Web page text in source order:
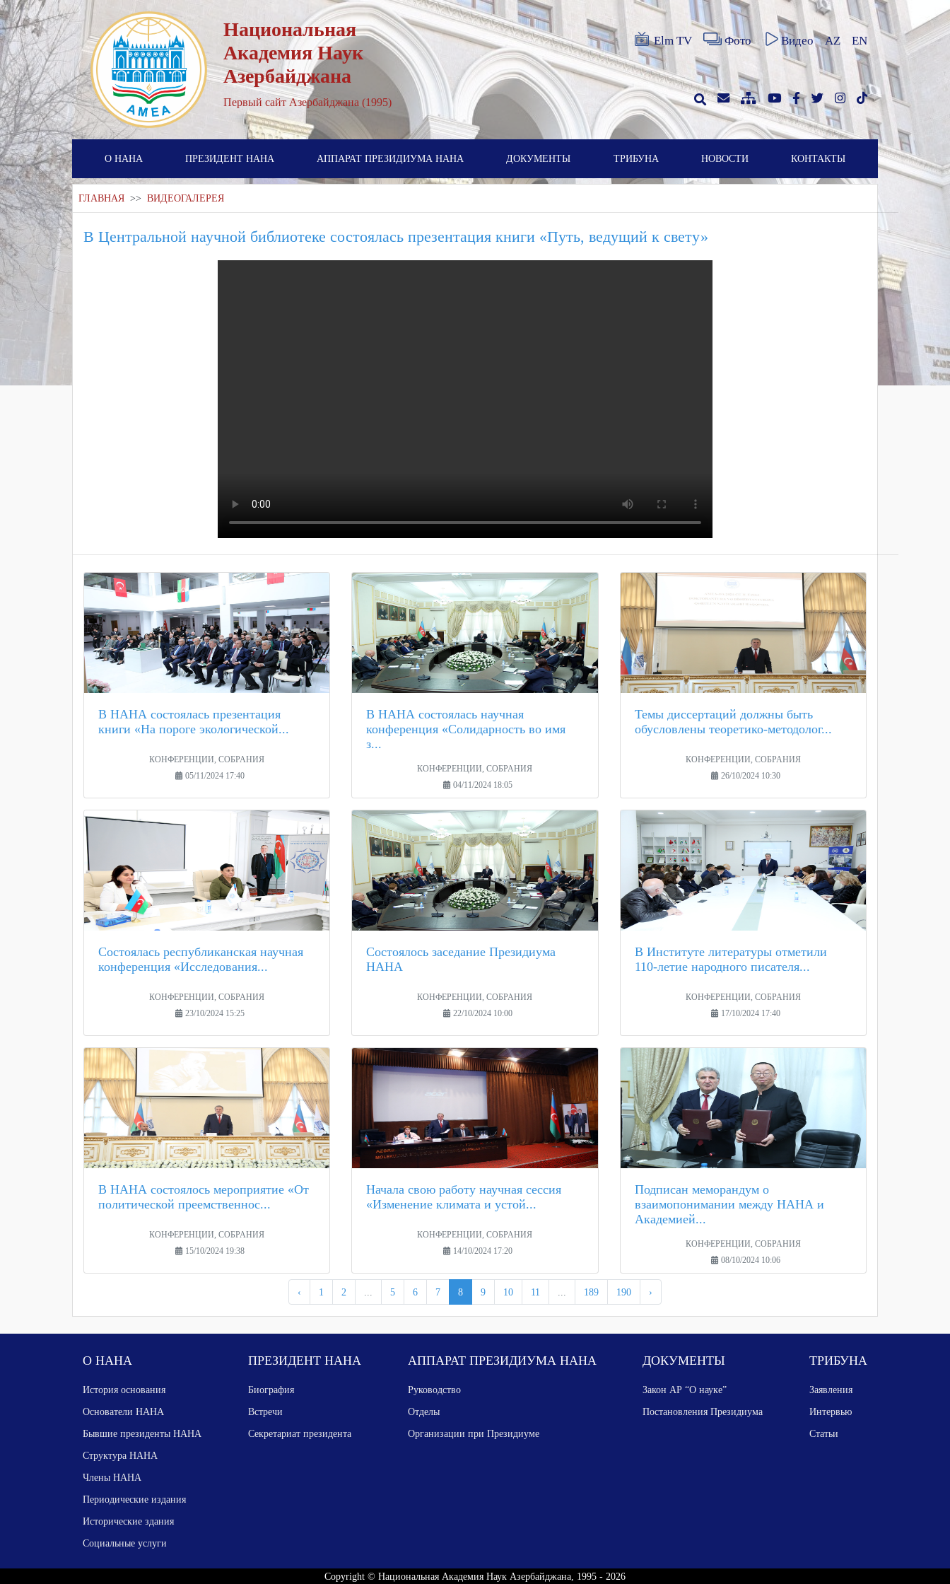
Национальная
Академия Наук
Азербайджана
Первый cайт Азербайджана (1995)
Elm TV Фото Видео AZ EN
О НАНА ПРЕЗИДЕНТ НАНА АППАРАТ ПРЕЗИДИУМА НАНА ДОКУМЕНТЫ ТРИБУНА НОВОСТИ КОНТАКТЫ
ГЛАВНАЯ >> ВИДЕОГАЛЕРЕЯ
В Центральной научной библиотеке состоялась презентация книги «Путь, ведущий к свету»
В НАНА состоялась презентация
книги «На пороге экологической...
КОНФЕРЕНЦИИ, СОБРАНИЯ
05/11/2024 17:40
В НАНА состоялась научная
конференция «Солидарность во имя
з...
КОНФЕРЕНЦИИ, СОБРАНИЯ
04/11/2024 18:05
Темы диссертаций должны быть
обусловлены теоретико-методолог...
КОНФЕРЕНЦИИ, СОБРАНИЯ
26/10/2024 10:30
Состоялась республиканская научная
конференция «Исследования...
КОНФЕРЕНЦИИ, СОБРАНИЯ
23/10/2024 15:25
Состоялось заседание Президиума
НАНА
КОНФЕРЕНЦИИ, СОБРАНИЯ
22/10/2024 10:00
В Институте литературы отметили
110-летие народного писателя...
КОНФЕРЕНЦИИ, СОБРАНИЯ
17/10/2024 17:40
В НАНА состоялось мероприятие «От
политической преемственнос...
КОНФЕРЕНЦИИ, СОБРАНИЯ
15/10/2024 19:38
Начала свою работу научная сессия
«Изменение климата и устой...
КОНФЕРЕНЦИИ, СОБРАНИЯ
14/10/2024 17:20
Подписан меморандум о
взаимопонимании между НАНА и
Академией...
КОНФЕРЕНЦИИ, СОБРАНИЯ
08/10/2024 10:06
‹ 1 2 5 6 7 8 9 10 11 189 190 ›
О НАНА
История основания
Основатели НАНА
Бывшие президенты НАНА
Структура НАНА
Члены НАНА
Периодические издания
Исторические здания
Социальные услуги
ПРЕЗИДЕНТ НАНА
Биография
Встречи
Секретариат президента
АППАРАТ ПРЕЗИДИУМА НАНА
Руководство
Отделы
Организации при Президиуме
ДОКУМЕНТЫ
Закон АР “О науке”
Постановления Президиума
ТРИБУНА
Заявления
Интервью
Статьи
Copyright © Национальная Академия Наук Азербайджана, 1995 - 2026